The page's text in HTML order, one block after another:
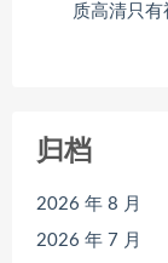
质高清只有
归档
2026 年 8 月
2026 年 7 月